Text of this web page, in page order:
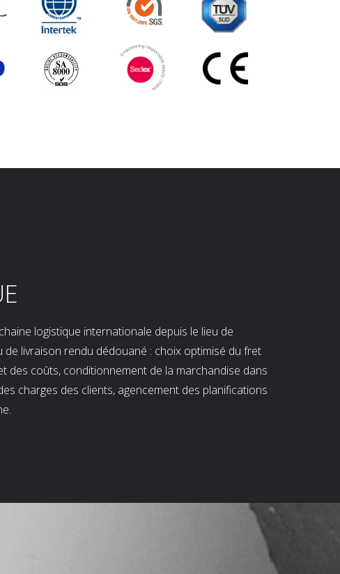
logistique internationale depuis le lieu de
de livraison rendu dédouané : choix optimisé du fret
des coûts, conditionnement de la marchandise dans
charges des clients, agencement des planifications